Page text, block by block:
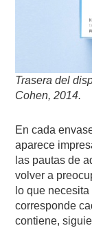
Trasera del
Cohen, 2014.
En cada
aparece
las pautas de
volver a
lo que
corresponde
contiene,